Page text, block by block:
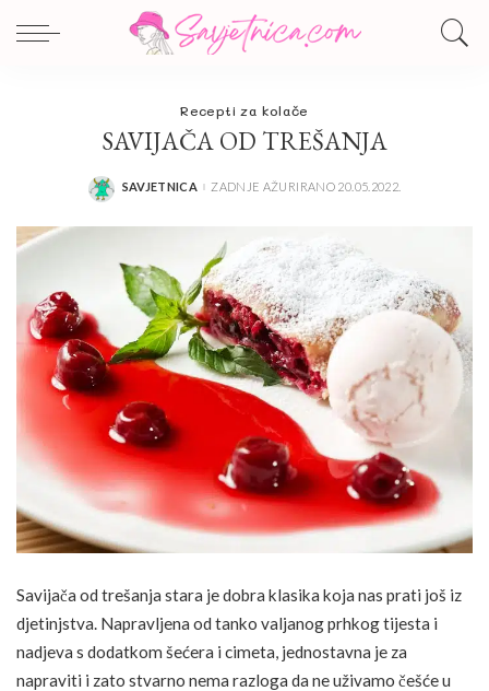
Recepti za kolače
SAVIJAČA OD TREŠANJA
POSTED
SAVJETNICA ZADNJE AŽURIRANO 20.05.2022.
Savijača od trešanja stara je dobra klasika koja nas prati još iz
djetinjstva. Napravljena od tanko valjanog prhkog tijesta i
nadjeva s dodatkom šećera i cimeta, jednostavna je za
napraviti i zato stvarno nema razloga da ne uživamo češće u